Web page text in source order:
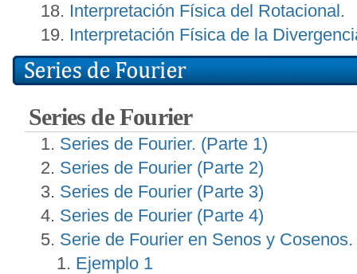
Interpretación Física del Rotacional.
Interpretación Física de la
Series de Fourier
Series de Fourier. (Parte 1)
Series de Fourier (Parte 2)
Series de Fourier (Parte 3)
Series de Fourier (Parte 4)
Serie de Fourier en Senos y Cosenos.
Ejemplo 1